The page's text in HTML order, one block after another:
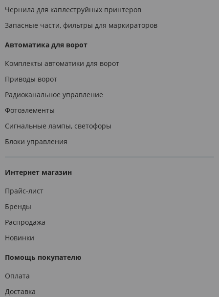
Чернила для каплеструйных принтеров
Запасные части, фильтры для маркираторов
Автоматика для ворот
Комплекты автоматики для ворот
Приводы ворот
Радиоканальное управление
Фотоэлементы
Сигнальные лампы, светофоры
Блоки управления
Интернет магазин
Прайс-лист
Бренды
Распродажа
Новинки
Помощь покупателю
Оплата
Доставка